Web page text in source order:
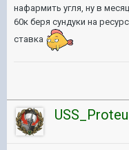
нафармить угля, ну в
60к беря сундуки на
ставка